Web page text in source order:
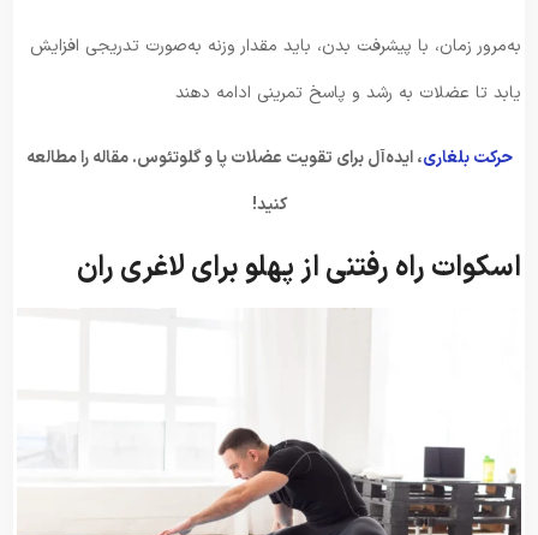
به‌مرور زمان، با پیشرفت بدن، باید مقدار وزنه به‌صورت تدریجی افزایش
یابد تا عضلات به رشد و پاسخ تمرینی ادامه دهند
حرکت بلغاری، ایده‌آل برای تقویت عضلات پا و گلوتئوس. مقاله را مطالعه
کنید!
اسکوات راه رفتنی از پهلو برای لاغری ران